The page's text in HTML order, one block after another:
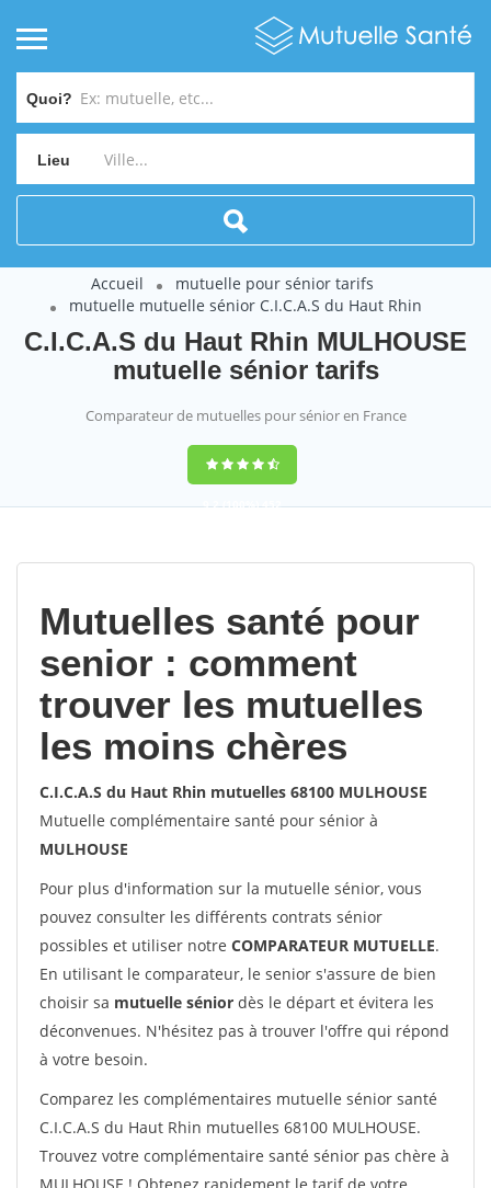
Quoi?
Lieu
Accueil
mutuelle pour sénior tarifs
mutuelle mutuelle sénior C.I.C.A.S du Haut Rhin
C.I.C.A.S du Haut Rhin MULHOUSE
mutuelle sénior tarifs
Comparateur de mutuelles pour sénior en France
9,2(100%)452
Mutuelles santé pour
senior : comment
trouver les mutuelles
les moins chères
C.I.C.A.S du Haut Rhin mutuelles 68100 MULHOUSE
Mutuelle complémentaire santé pour sénior à
MULHOUSE
Pour plus d'information sur la mutuelle sénior, vous
pouvez consulter les différents contrats sénior
possibles et utiliser notre COMPARATEUR MUTUELLE.
En utilisant le comparateur, le senior s'assure de bien
choisir sa mutuelle sénior dès le départ et évitera les
déconvenues. N'hésitez pas à trouver l'offre qui répond
à votre besoin.
Comparez les complémentaires mutuelle sénior santé
C.I.C.A.S du Haut Rhin mutuelles 68100 MULHOUSE.
Trouvez votre complémentaire santé sénior pas chère à